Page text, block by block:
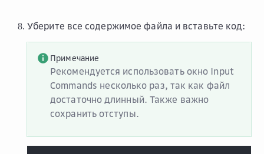
Уберите все содержимое файла и вставьте код:
Примечание
Рекомендуется использовать окно Input
Commands несколько раз, так как файл
достаточно длинный. Также важно
сохранить отступы.